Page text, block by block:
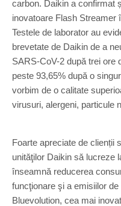
carbon. Daikin a confirmat
inovatoare Flash Streamer
Testele de laborator au
brevetate de Daikin de a
SARS-CoV-2 după trei ore
peste 93,65% după o
vorbim de o calitate
virusuri, alergeni, particule
Foarte apreciate de clienții
unităţilor Daikin să lucreze
înseamnă reducerea
funcţionare şi a emisiilor
Bluevolution, cea mai